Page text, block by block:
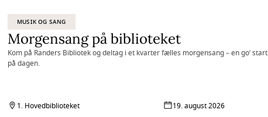
MUSIK OG SANG
Morgensang på biblioteket
Kom på Randers Bibliotek og deltag i et kvarter fælles morgensang – en go’ start
på dagen.
1. Hovedbiblioteket 19. august 2026